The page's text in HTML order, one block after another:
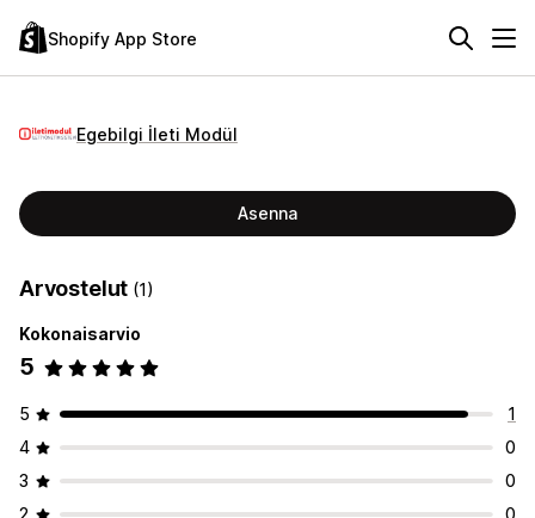
Shopify App Store
Egebilgi İleti Modül
Asenna
Arvostelut (1)
Kokonaisarvio
5
5
1
4
0
3
0
2
0